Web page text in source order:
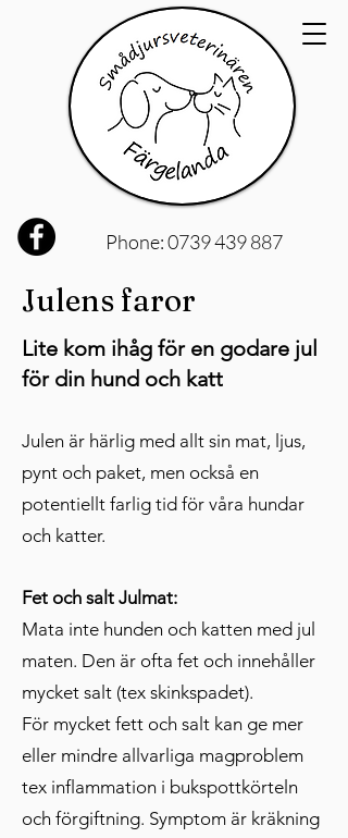
Phone:0739 439 887
Julens faror
Lite kom ihåg för en godare jul
för din hund och katt
Julen är härlig med allt sin mat, ljus,
pynt och paket, men också en
potentiellt farlig tid för våra hundar
och katter.
Fet och salt Julmat:
Mata inte hunden och katten med jul
maten. Den är ofta fet och innehåller
mycket salt (tex skinkspadet).
För mycket fett och salt kan ge mer
eller mindre allvarliga magproblem
tex inflammation i bukspottkörteln
och förgiftning. Symptom är kräkning